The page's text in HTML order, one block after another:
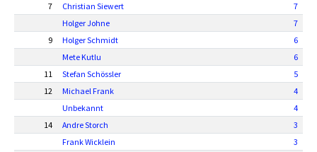
7
Christian Siewert
7
Holger Johne
7
9
Holger Schmidt
6
Mete Kutlu
6
11
Stefan Schössler
5
12
Michael Frank
4
Unbekannt
4
14
Andre Storch
3
Frank Wicklein
3